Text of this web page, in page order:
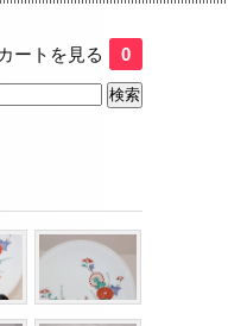
カートを見る 0